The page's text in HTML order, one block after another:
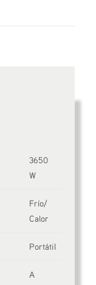
3650
W
Frío/
Calor
Portátil
A